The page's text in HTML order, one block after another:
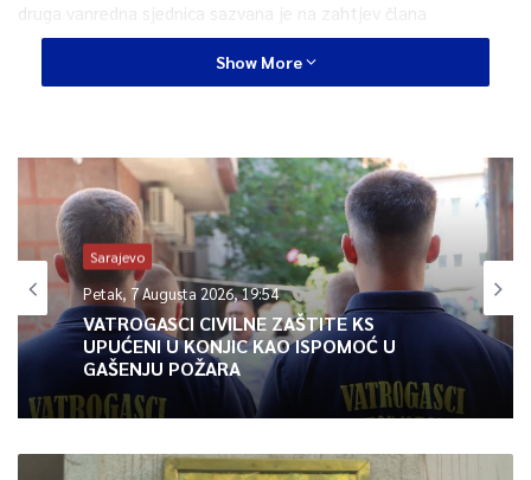
druga vanredna sjednica sazvana je na zahtjev člana
Predsjedništva BiH i predsjednika Demokratske fronte (DF)
Željka Komšića na kojoj bi se razmatralo pitanje priznanja
0
Article Rating
Show More
Sarajevo
Petak, 7 Augusta 2026, 19:54
VATROGASCI CIVILNE ZAŠTITE KS
UPUĆENI U KONJIC KAO ISPOMOĆ U
GAŠENJU POŽARA